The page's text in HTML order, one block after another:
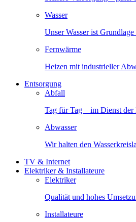
Wasser
Unser Wasser ist
Fernwärme
Heizen mit industrieller
Entsorgung
Abfall
Tag für Tag – im Dienst der
Abwasser
Wir halten den
TV & Internet
Elektriker & Installateure
Elektriker
Qualität und hohes
Installateure